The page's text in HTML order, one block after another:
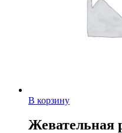
В корзину
Жевательная